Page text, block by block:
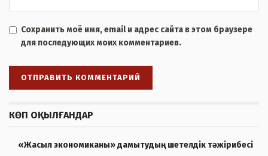
Сохранить моё имя, email и адрес сайта в этом браузере
для последующих моих комментариев.
КӨП ОҚЫЛҒАНДАР
«Жасыл экономиканы» дамытудың шетелдік тәжірибесі